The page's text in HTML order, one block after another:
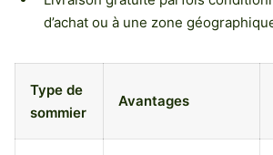
d’achat ou à une zone
Type de
sommier
Avantages